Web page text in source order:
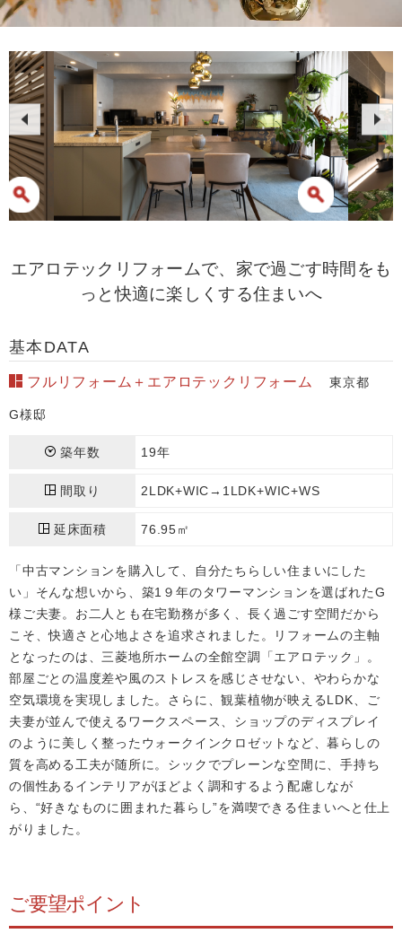
エアロテックリフォームで、家で過ごす時間をも
っと快適に楽しくする住まいへ
基本DATA
フルリフォーム＋エアロテックリフォーム 東京都
G様邸
築年数 19年
間取り 2LDK+WIC→1LDK+WIC+WS
延床面積 76.95㎡
「中古マンションを購入して、自分たちらしい住まいにした
い」そんな想いから、築1９年のタワーマンションを選ばれたG
様ご夫妻。お二人とも在宅勤務が多く、長く過ごす空間だから
こそ、快適さと心地よさを追求されました。リフォームの主軸
となったのは、三菱地所ホームの全館空調「エアロテック」。
部屋ごとの温度差や風のストレスを感じさせない、やわらかな
空気環境を実現しました。さらに、観葉植物が映えるLDK、ご
夫妻が並んで使えるワークスペース、ショップのディスプレイ
のように美しく整ったウォークインクロゼットなど、暮らしの
質を高める工夫が随所に。シックでプレーンな空間に、手持ち
の個性あるインテリアがほどよく調和するよう配慮しなが
ら、“好きなものに囲まれた暮らし”を満喫できる住まいへと仕上
がりました。
ご要望ポイント